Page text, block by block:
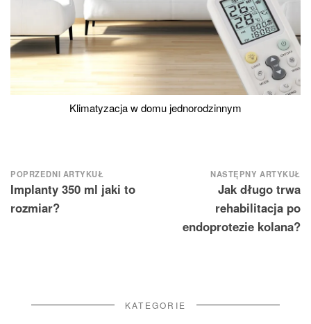
Klimatyzacja w domu jednorodzinnym
Nawigacja
wpisu
POPRZEDNI ARTYKUŁ
Implanty 350 ml jaki to
rozmiar?
NASTĘPNY ARTYKUŁ
Jak długo trwa
rehabilitacja po
endoprotezie kolana?
KATEGORIE